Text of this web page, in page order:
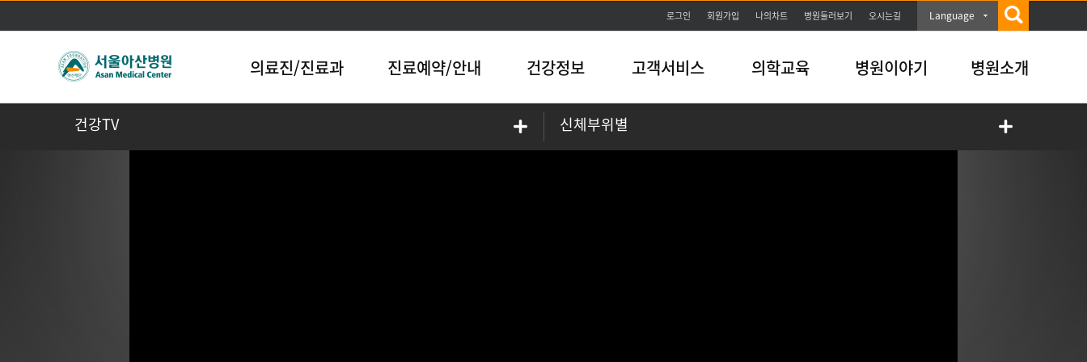
본문바로가기
로그인 회원가입 나의차트 병원둘러보기 오시는길 Language
의료진/진료과 진료예약/안내 건강정보 고객서비스 의학교육 병원이야기 병원소개
건강TV 신체부위별